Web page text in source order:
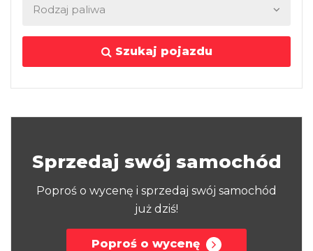
Szukaj pojazdu
Sprzedaj swój samochód
Poproś o wycenę i sprzedaj swój samochód
już dziś!
Poproś o wycenę